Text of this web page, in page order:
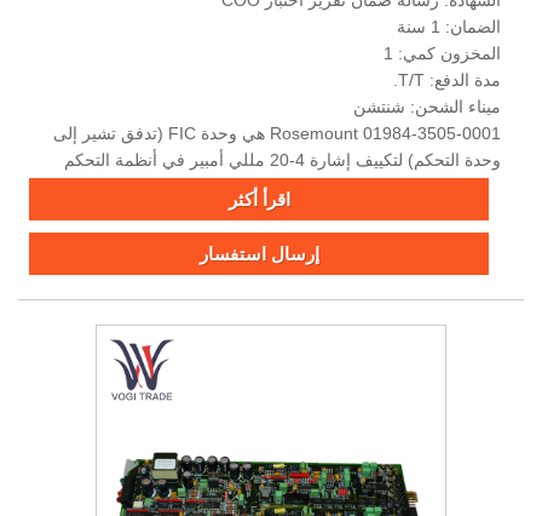
الضمان: 1 سنة
المخزون كمي: 1
مدة الدفع: T/T.
ميناء الشحن: شنتشن
Rosemount 01984-3505-0001 هي وحدة FIC (تدفق تشير إلى
وحدة التحكم) لتكييف إشارة 4-20 مللي أمبير في أنظمة التحكم
اقرأ أكثر
إرسال استفسار